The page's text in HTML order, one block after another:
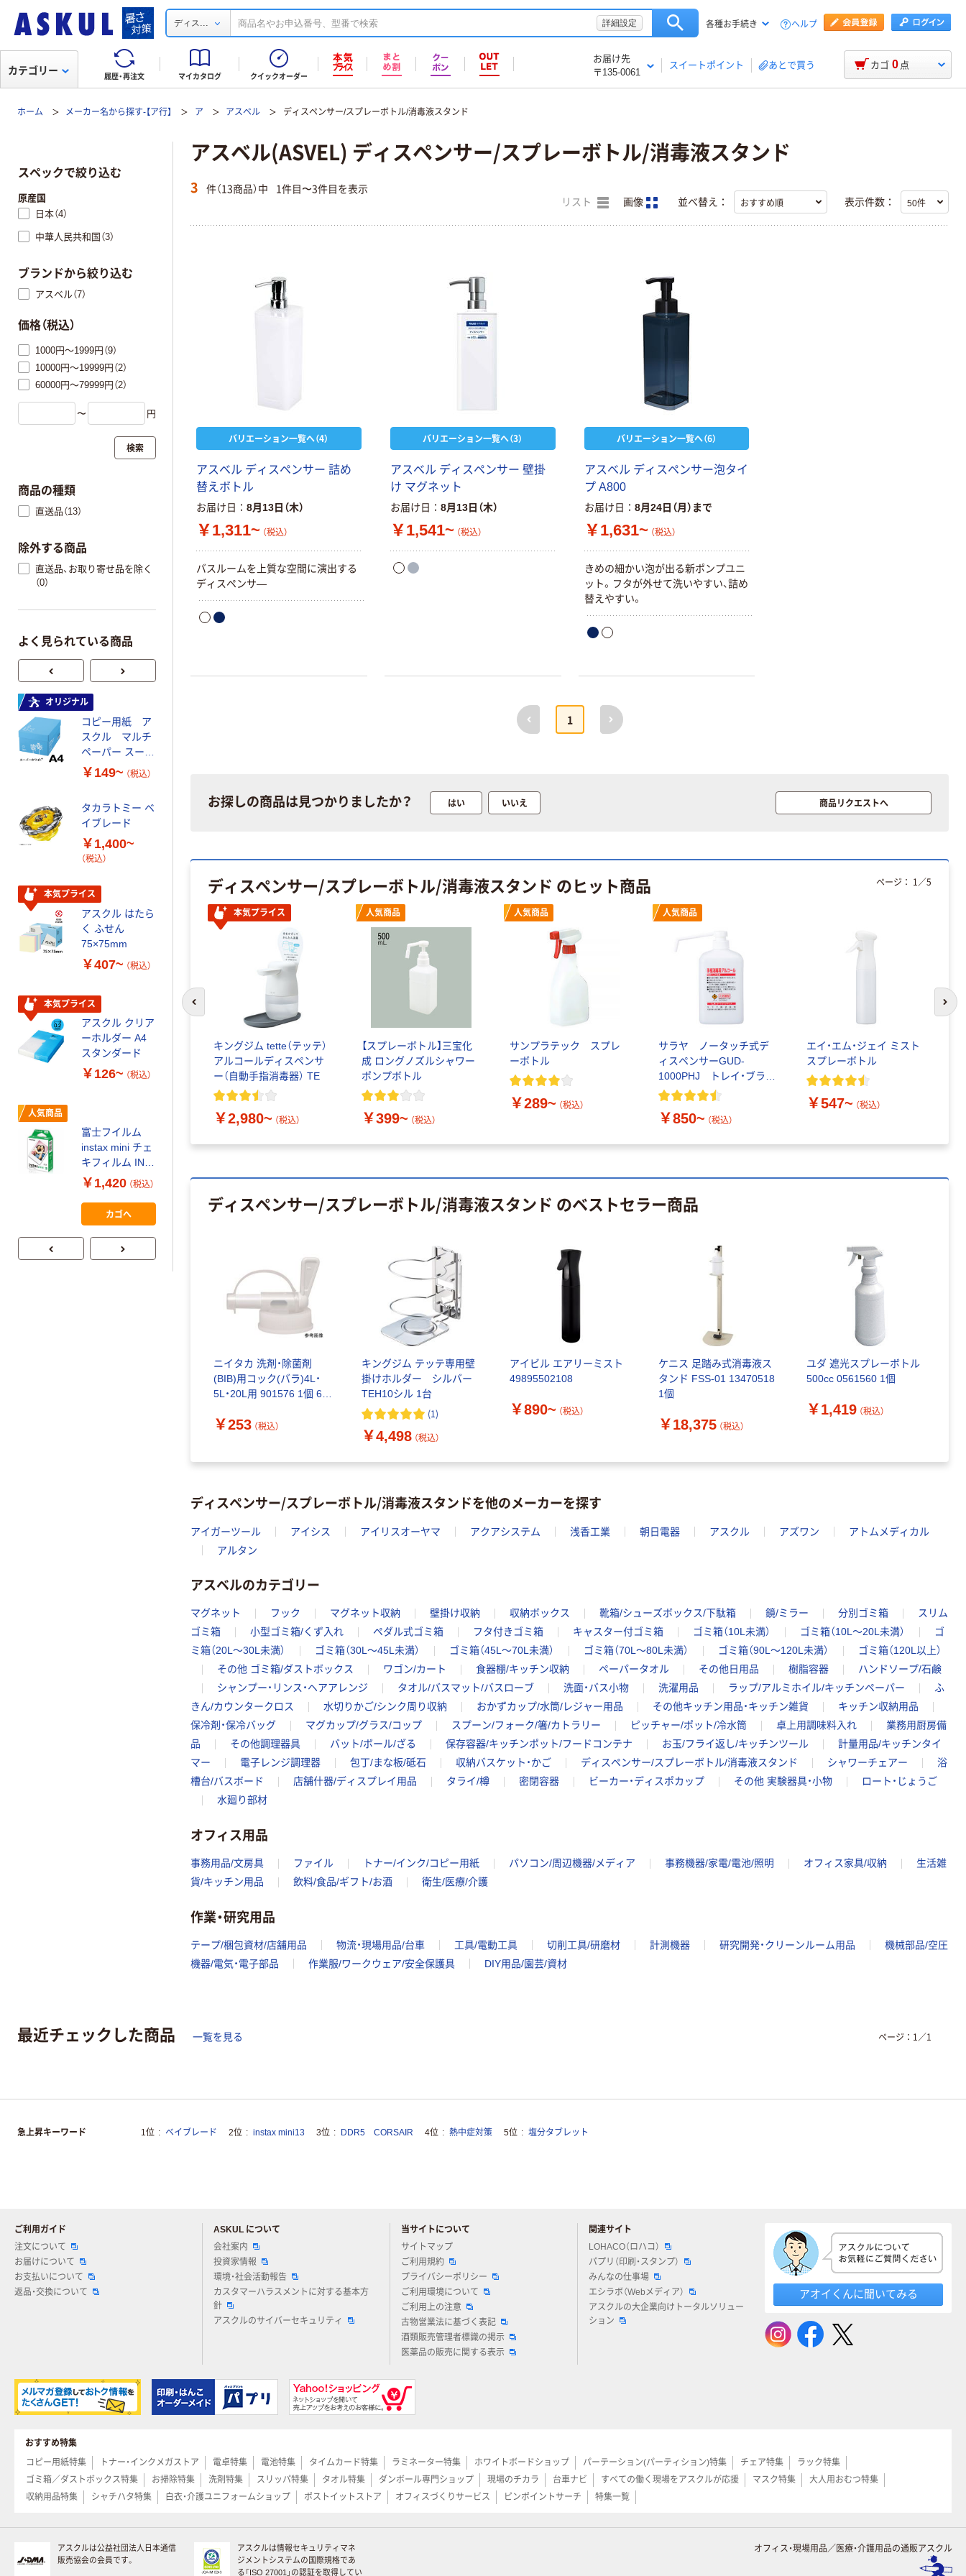
ディス... 詳細設定 各種お手続き ヘルプ
履歴・再注文 マイカタログ クイックオーダー
お届け先
〒135-0061
スイートポイント あとで買う
カテゴリー カゴ 0 点
ホーム メーカー名から探す-【ア行】 ア アスベル ディスペンサー/スプレーボトル/消毒液スタンド
アスベル(ASVEL) ディスペンサー/スプレーボトル/消毒液スタンド
3 件（13商品）中 1件目〜3件目を表示
リスト 画像 並べ替え： 表示件数：
バリエーション一覧へ（4）
アスベル ディスペンサー 詰め
替えボトル
お届け日 8月13日（木）
￥1,311~ （税込）
バスルームを上質な空間に演出する
ディスペンサ―
バリエーション一覧へ（3）
アスベル ディスペンサー 壁掛
け マグネット
お届け日 8月13日（木）
￥1,541~ （税込）
バリエーション一覧へ（6）
アスベル ディスペンサー泡タイ
プ A800
お届け日 8月24日（月）まで
￥1,631~ （税込）
きめの細かい泡が出る新ポンプユニ
ット。フタが外せて洗いやすい、詰め
替えやすい。
前へ
1
次へ
お探しの商品は見つかりましたか？ はい いいえ 商品リクエストへ
ディスペンサー/スプレーボトル/消毒液スタンド のヒット商品
本気プライス
キングジム tette（テッテ）
アルコールディスペンサ
ー（自動手指消毒器） TE
￥2,980~ （税込）
人気商品
【スプレーボトル】三宝化
成 ロングノズルシャワー
ポンプボトル
￥399~ （税込）
人気商品
サンプラテック スプレ
ーボトル
￥289~ （税込）
人気商品
サラヤ ノータッチ式デ
ィスペンサーGUD-
1000PHJ トレイ・ブラケ
ット付
￥850~ （税込）
エイ・エム・ジェイ ミスト
スプレーボトル
￥547~ （税込）
ページ： 1 ／5
次
ディスペンサー/スプレーボトル/消毒液スタンド のベストセラー商品
ニイタカ 洗剤・除菌剤
(BIB)用コック(バラ)4L・
5L・20L用 901576 1個 64-
￥253 （税込）
キングジム テッテ専用壁
掛けホルダー シルバー
TEH10シル 1台
(1)
￥4,498 （税込）
アイビル エアリーミスト
49895502108
￥890~ （税込）
ケニス 足踏み式消毒液ス
タンド FSS-01 13470518
1個
￥18,375 （税込）
ユダ 遮光スプレーボトル
500cc 0561560 1個
￥1,419 （税込）
ディスペンサー/スプレーボトル/消毒液スタンドを他のメーカーを探す
アイガーツール アイシス アイリスオーヤマ アクアシステム 浅香工業 朝日電器 アスクル アズワン
アトムメディカル
アルタン
アスベルのカテゴリー
マグネット フック マグネット収納 壁掛け収納 収納ボックス 靴箱/シューズボックス/下駄箱 鏡/ミラー 分別ゴミ箱
スリム
ゴミ箱
小型ゴミ箱/くず入れ ペダル式ゴミ箱 フタ付きゴミ箱 キャスター付ゴミ箱 ゴミ箱（10L未満） ゴミ箱（10L～20L未満）
ゴ
ミ箱（20L～30L未満）
ゴミ箱（30L～45L未満） ゴミ箱（45L～70L未満） ゴミ箱（70L～80L未満） ゴミ箱（90L～120L未満）
ゴミ箱（120L以上）
その他 ゴミ箱/ダストボックス
ワゴン/カート 食器棚/キッチン収納 ペーパータオル その他日用品 樹脂容器
ハンドソープ/石鹸
シャンプー・リンス・ヘアアレンジ
タオル/バスマット/バスローブ 洗面・バス小物 洗濯用品 ラップ/アルミホイル/キッチンペーパー
ふ
きん/カウンタークロス
水切りかご/シンク周り収納 おかずカップ/水筒/レジャー用品 その他キッチン用品・キッチン雑貨
キッチン収納用品
保冷剤・保冷バッグ
マグカップ/グラス/コップ スプーン/フォーク/箸/カトラリー ピッチャー/ポット/冷水筒 卓上用調味料入れ
業務用厨房備
品
その他調理器具 バット/ボール/ざる 保存容器/キッチンポット/フードコンテナ お玉/フライ返し/キッチンツール
計量用品/キッチンタイ
マー
電子レンジ調理器 包丁/まな板/砥石 収納バスケット・かご ディスペンサー/スプレーボトル/消毒液スタンド シャワーチェアー
浴
槽台/バスボード
店舗什器/ディスプレイ用品 タライ/樽 密閉容器 ビーカー・ディスポカップ その他 実験器具・小物
ロート・じょうご
水廻り部材
オフィス用品
事務用品/文房具 ファイル トナー/インク/コピー用紙 パソコン/周辺機器/メディア 事務機器/家電/電池/照明 オフィス家具/収納
生活雑
貨/キッチン用品
飲料/食品/ギフト/お酒 衛生/医療/介護
作業・研究用品
テープ/梱包資材/店舗用品 物流・現場用品/台車 工具/電動工具 切削工具/研磨材 計測機器 研究開発・クリーンルーム用品
機械部品/空圧
機器/電気・電子部品
作業服/ワークウェア/安全保護具 DIY用品/園芸/資材
スペックで絞り込む
原産国
日本（4）
中華人民共和国（3）
ブランドから絞り込む
アスベル（7）
価格（税込）
1000円～1999円（9）
10000円～19999円（2）
60000円～79999円（2）
〜 円
検索
商品の種類
直送品（13）
除外する商品
直送品、お取り寄せ品を除く
（0）
よく見られている商品
オリジナル
コピー用紙 ア
スクル マルチ
ペーパー スーパ
ーホワイト+
￥149~ （税込）
タカラトミー ベ
イブレード
￥1,400~
（税込）
本気プライス
アスクル はたら
く ふせん
75×75mm
￥407~ （税込）
本気プライス
アスクル クリア
ーホルダー A4
スタンダード
￥126~ （税込）
人気商品
富士フイルム
instax mini チェ
キフィルム INS
MINI JP1 1パッ
ク（10枚入り）
￥1,420 （税込）
カゴへ
配合
電池 北欧パッ
ルオリジナル
￥140~ （税込）
本気プライス
ティッシュペー
パー ボックス
150組 5箱入 ア
スクル スマート
コンパクト ビ
ビッド PEFC認
￥328~
コピー用紙 マ
ルチペーパー
スーパーエコノ
ミー+
￥149~
0.22mm 布テー
￥145~ （税込）
芯あり FSC認
電池 北欧パッ
ケージ アスク
ルオリジナル
￥140~ （税込）
オリジナル
アスクルオリジ
ナル ラミネー
トフィルム A4
本気プライス
アスクル はたら
く ふせん
50×15mm
￥386~
FSC認証 シング
￥149~ （税込）
アスクル 「現場
のチカラ」 養生
オリジナル
粉なし（パウダ
￥398~ （税込）
富士フイルム
instax mini13
INS MINI 13
￥12,100~
衛門 「お茶、どう
ぞ。」 緑茶
￥528~
アスクル はたら
75×25mm
￥377~ （税込）
本気プライス
ープ 大巻
￥124~
本気プライス
アスクル トイ
ート 大王製紙
共同企画 トイ
レクリーナー
トイレシート
￥330~ （税込）
本気プライス
トファイル エコ
￥115~ （税込）
字）
富士フイルム チ
￥1,580~
パー シングル
120ｍ 再生紙
最近チェックした商品 一覧を見る ページ： 1 ／1
急上昇キーワード 1位 ベイブレード 2位 instax mini13 3位 DDR5 CORSAIR 4位 熱中症対策 5位 塩分タブレット
ご利用ガイド
注文について
お届けについて
お支払いについて
返品・交換について
ASKUL について
会社案内
投資家情報
環境・社会活動報告
カスタマーハラスメントに対する基本方
針
アスクルのサイバーセキュリティ
当サイトについて
サイトマップ
ご利用規約
プライバシーポリシー
ご利用環境について
ご利用上の注意
古物営業法に基づく表記
酒類販売管理者標識の掲示
医薬品の販売に関する表示
関連サイト
LOHACO（ロハコ）
パプリ（印刷・スタンプ）
みんなの仕事場
エシラボ（Webメディア）
アスクルの大企業向けトータルソリュー
ション
アオイくんに聞いてみる
おすすめ特集
コピー用紙特集
トナー・インクメガストア 電卓特集 電池特集 タイムカード特集 ラミネーター特集 ホワイトボードショップ パーテーション(パーティション)特集 チェア特集
ラック特集
ゴミ箱／ダストボックス特集
お掃除特集 洗剤特集 スリッパ特集 タオル特集 ダンボール専門ショップ 現場のチカラ 台車ナビ すべての働く現場をアスクルが応援 マスク特集
大人用おむつ特集
収納用品特集
シャチハタ特集 白衣・介護ユニフォームショップ ポストイットストア オフィスづくりサービス ピンポイントサーチ 特集一覧
アスクルは公益社団法人日本通信
販売協会の会員です。
アスクルは情報セキュリティマネ
ジメントシステムの国際規格であ
る「ISO 27001」の認証を取得してい
オフィス・現場用品／医療・介護用品の通販アスクル